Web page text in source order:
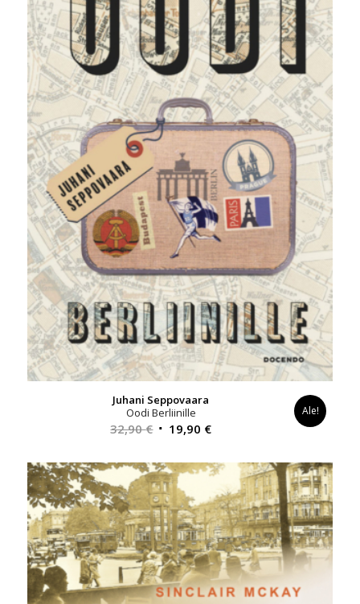
Juhani Seppovaara
Oodi Berliinille
32,90€ Alkuperäinen
oli:
32,90 €.
19,90 €Nykyinen
on:
19,90 €.
Ale!